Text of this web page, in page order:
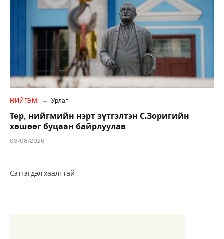
НИЙГЭМ Урлаг
Төр, нийгмийн нэрт зүтгэлтэн С.Зоригийн
хөшөөг буцаан байрлуулав
03/08/2026
Сэтгэгдэл хаалттай